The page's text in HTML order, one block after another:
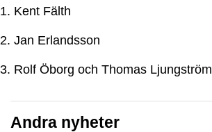
1. Kent Fälth
2. Jan Erlandsson
3. Rolf Öborg och Thomas Ljungström
Andra nyheter